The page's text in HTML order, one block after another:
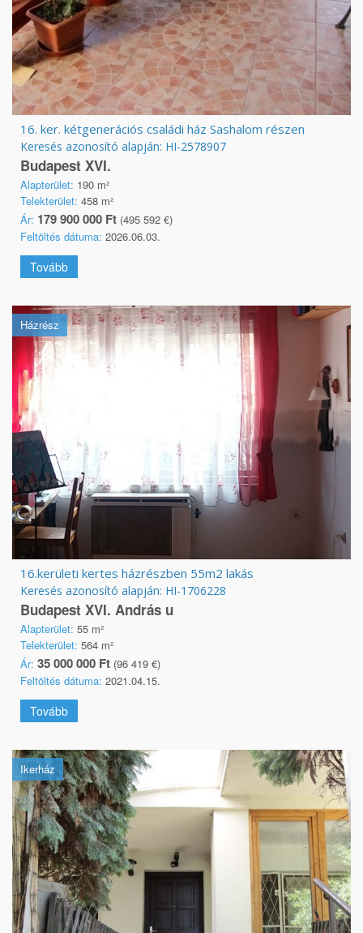
16. ker. kétgenerációs családi ház Sashalom részen
Keresés azonosító alapján: HI-2578907
Budapest XVI.
Alapterület: 190 m²
Telekterület: 458 m²
Ár: 179 900 000 Ft (495 592 €)
Feltöltés dátuma: 2026.06.03.
Tovább
Házrész
16.kerületi kertes házrészben 55m2 lakás
Keresés azonosító alapján: HI-1706228
Budapest XVI. András u
Alapterület: 55 m²
Telekterület: 564 m²
Ár: 35 000 000 Ft (96 419 €)
Feltöltés dátuma: 2021.04.15.
Tovább
Ikerház